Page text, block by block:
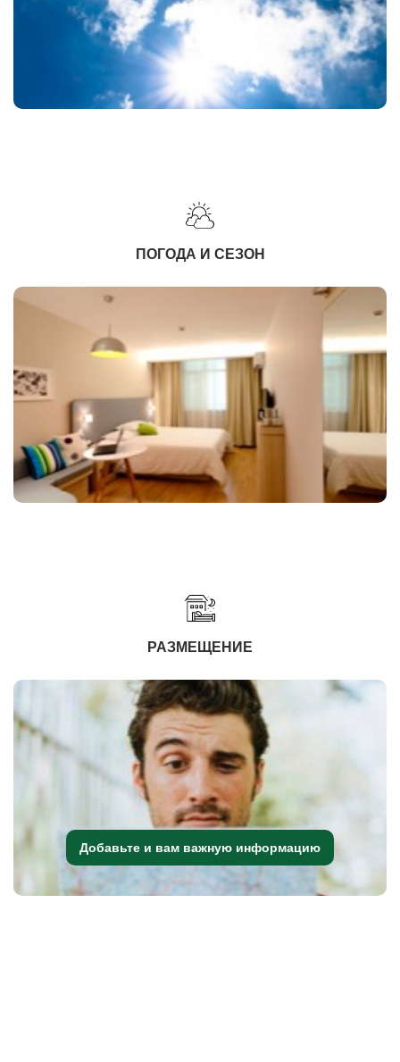
ПОГОДА И СЕЗОН
РАЗМЕЩЕНИЕ
Добавьте и вам важную информацию